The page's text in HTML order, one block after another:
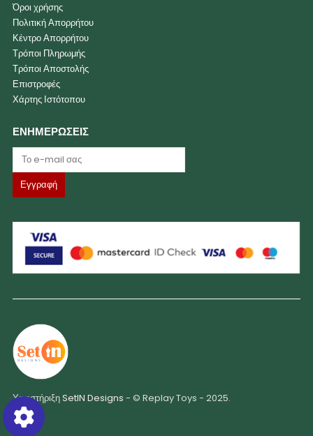
Όροι χρήσης
Πολιτική Απορρήτου
Κέντρο Απορρήτου
Τρόποι Πληρωμής
Τρόποι Αποστολής
Επιστροφές
Χάρτης Ιστότοπου
ΕΝΗΜΕΡΩΣΕΙΣ
ΥποστήριξηSetIN Designs - © Replay Toys - 2025.